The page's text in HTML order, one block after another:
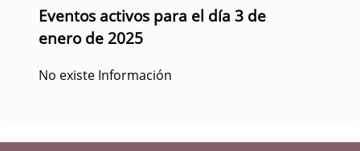
Eventos activos para el día 3 de
enero de 2025
No existe Información